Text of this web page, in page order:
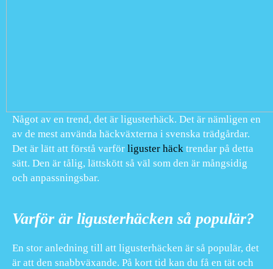
Något av en trend, det är ligusterhäck. Det är nämligen en
av de mest använda häckväxterna i svenska trädgårdar.
Det är lätt att förstå varför liguster häck trendar på detta
sätt. Den är tålig, lättskött så väl som den är mångsidig
och anpassningsbar.
Varför är ligusterhäcken så populär?
En stor anledning till att ligusterhäcken är så populär, det
är att den snabbväxande. På kort tid kan du få en tät och